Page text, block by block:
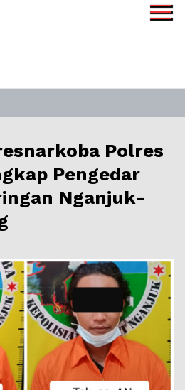
Polres
Pengedar
Nganjuk-